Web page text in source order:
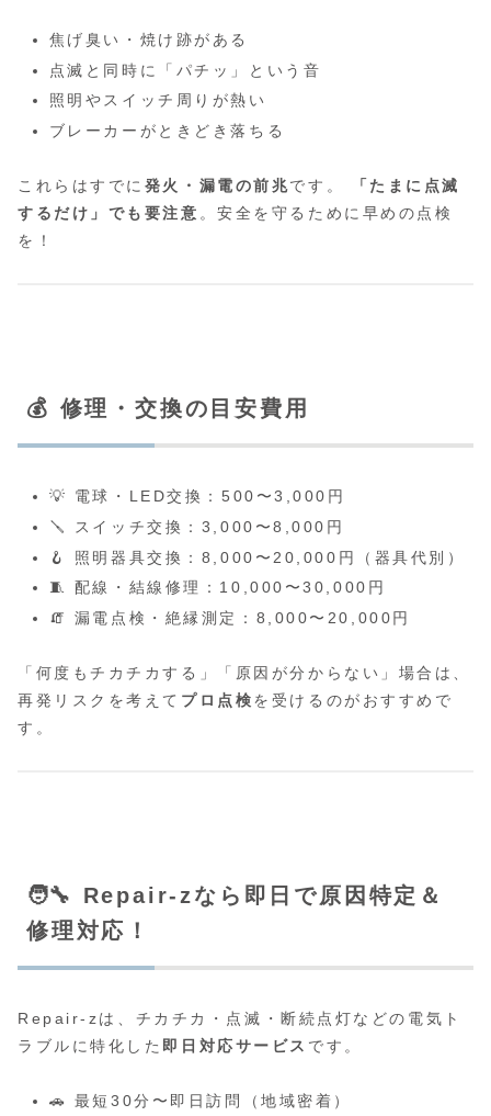
焦げ臭い・焼け跡がある
点滅と同時に「パチッ」という音
照明やスイッチ周りが熱い
ブレーカーがときどき落ちる
これらはすでに 発火・漏電の前兆です。
「たまに点滅
するだけ」でも要注意 。安全を守るために早めの点検
を！
💰 修理・交換の目安費用
💡 電球・LED交換：500〜3,000円
🪛 スイッチ交換：3,000〜8,000円
🪝 照明器具交換：8,000〜20,000円（器具代別）
🧵 配線・結線修理：10,000〜30,000円
🧯 漏電点検・絶縁測定：8,000〜20,000円
「何度もチカチカする」「原因が分からない」場合は、
再発リスクを考えて プロ点検を受けるのがおすすめで
す。
🧑‍🔧 Repair-zなら即日で原因特定＆
修理対応！
Repair-zは、チカチカ・点滅・断続点灯などの電気ト
ラブルに特化した 即日対応サービス です。
🚗 最短30分〜即日訪問（地域密着）